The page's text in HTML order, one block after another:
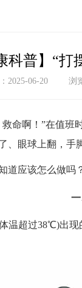
科普】“
2025-06-20 浏
命啊！”在值
眼球上翻，
道应该怎么做吗
温超过38℃)